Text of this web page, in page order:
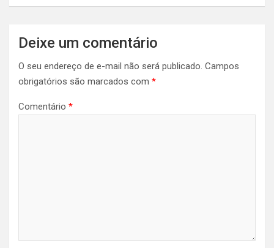
Deixe um comentário
O seu endereço de e-mail não será publicado. Campos
obrigatórios são marcados com *
Comentário *